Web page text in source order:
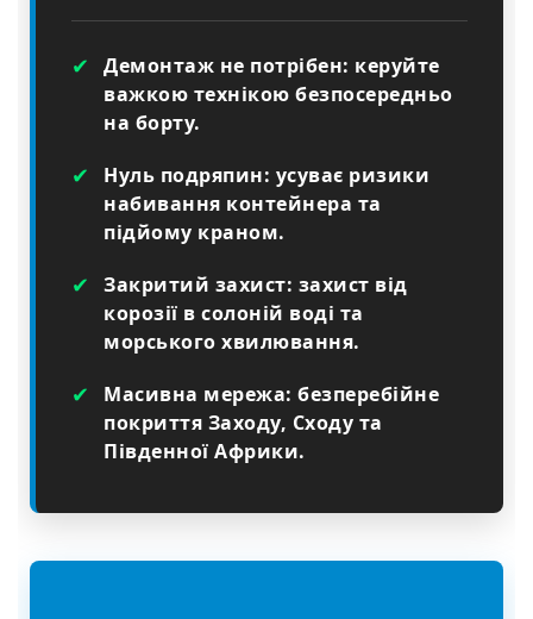
✔
Демонтаж не потрібен: керуйте
важкою технікою безпосередньо
на борту.
✔
Нуль подряпин: усуває ризики
набивання контейнера та
підйому краном.
✔
Закритий захист: захист від
корозії в солоній воді та
морського хвилювання.
✔
Масивна мережа: безперебійне
покриття Заходу, Сходу та
Південної Африки.